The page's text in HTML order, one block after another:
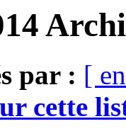
par : [
cette